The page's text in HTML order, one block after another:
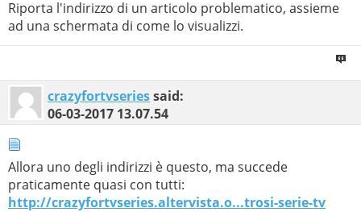
Riporta l'indirizzo di un articolo problematico, assieme
ad una schermata di come lo visualizzi.
crazyfortvseriessaid:
06-03-2017 13.07.54
Allora uno degli indirizzi è questo, ma succede
praticamente quasi con tutti:
http://crazyfortvseries.altervista.o...trosi-serie-tv